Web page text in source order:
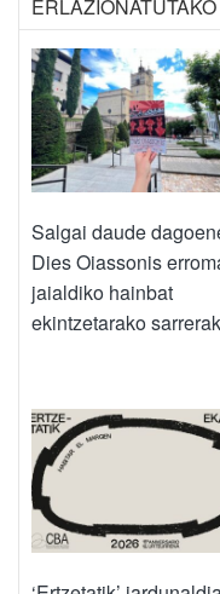
Salgai daude
Dies Oiassonis
jaialdiko hainbat
ekintzetarako sarrerak